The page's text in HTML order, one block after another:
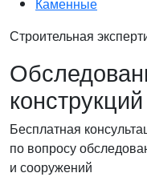
Строительная
Бесплатная
по вопросу
и сооружений